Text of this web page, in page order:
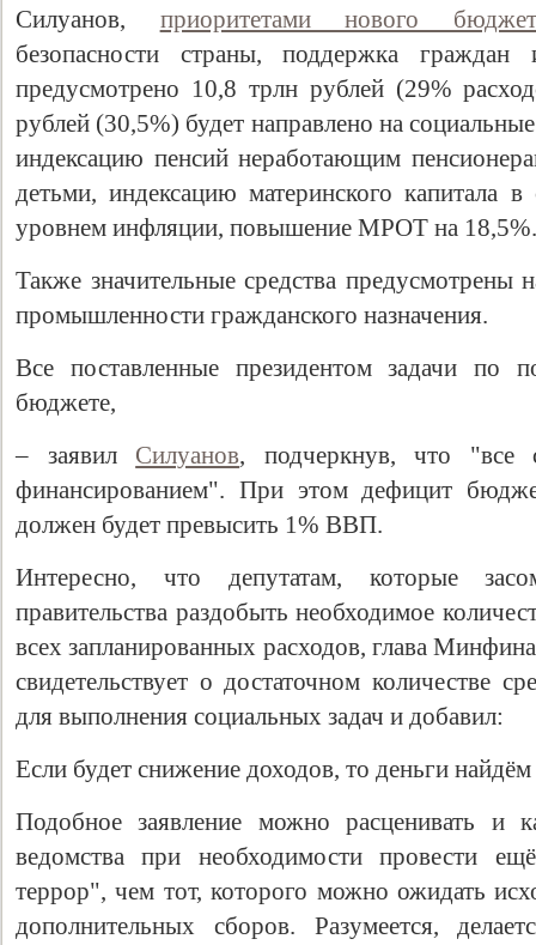
Силуанов, приоритетами нового
безопасности страны, поддержка
предусмотрено 10,8 трлн рублей (29%
рублей (30,5%) будет направлено на
индексацию пенсий неработающим
детьми, индексацию материнского капитала
уровнем инфляции, повышение МРОТ на 18,5%.
Также значительные средства предусмотрены
промышленности гражданского назначения.
Все поставленные президентом задачи по
бюджете,
– заявил Силуанов, подчеркнув, что "все
финансированием". При этом дефицит
должен будет превысить 1% ВВП.
Интересно, что депутатам, которые
правительства раздобыть необходимое
всех запланированных расходов, глава
свидетельствует о достаточном количестве
для выполнения социальных задач и добавил:
Если будет снижение доходов, то деньги
Подобное заявление можно расценивать и
ведомства при необходимости провести
террор", чем тот, которого можно ожидать
дополнительных сборов. Разумеется,